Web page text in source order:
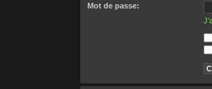
Mot de passe: